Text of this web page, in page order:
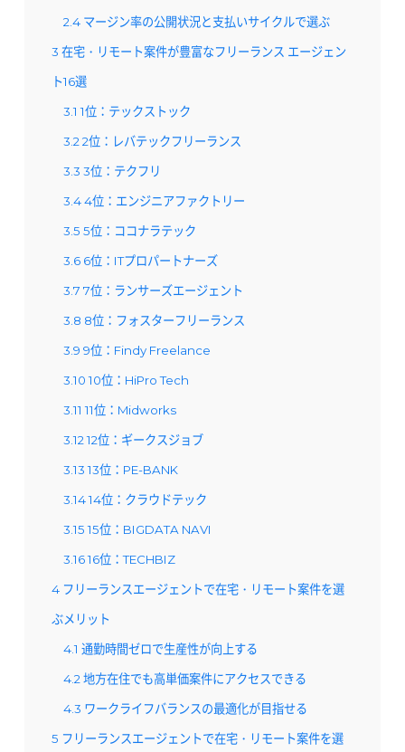
2.4 マージン率の公開状況と支払いサイクルで選ぶ
3 在宅・リモート案件が豊富なフリーランス エージェン
ト16選
3.1 1位：テックストック
3.2 2位：レバテックフリーランス
3.3 3位：テクフリ
3.44位：エンジニアファクトリー
3.5 5位：ココナラテック
3.6 6位：ITプロパートナーズ
3.7 7位：ランサーズエージェント
3.8 8位：フォスターフリーランス
3.9 9位：Findy Freelance
3.1010位：HiPro Tech
3.11 11位：Midworks
3.1212位：ギークスジョブ
3.1313位：PE-BANK
3.1414位：クラウドテック
3.1515位：BIGDATA NAVI
3.1616位：TECHBIZ
4フリーランスエージェントで在宅・リモート案件を選
ぶメリット
4.1 通勤時間ゼロで生産性が向上する
4.2 地方在住でも高単価案件にアクセスできる
4.3 ワークライフバランスの最適化が目指せる
5 フリーランスエージェントで在宅・リモート案件を選